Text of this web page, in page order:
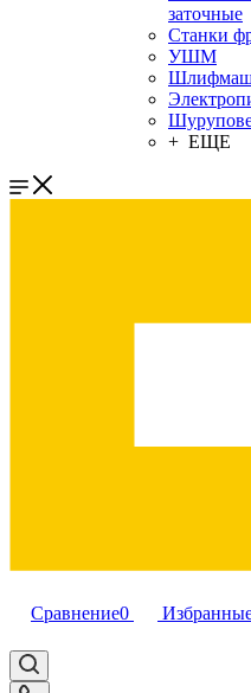
заточные
Станки
УШМ
+ ЕЩЕ
Сравнение0